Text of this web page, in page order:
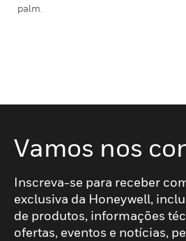
palm.
Vamos nos
Inscreva-se para receber
exclusiva da Honeywell,
de produtos, informações
ofertas, eventos e notícias,